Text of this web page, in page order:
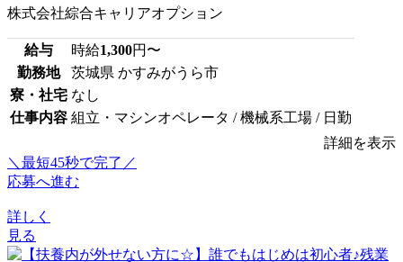
株式会社綜合キャリアオプション
給与 時給1,300円〜
勤務地
茨城県 かすみがうら市
寮・社宅 なし
仕事内容 組立・マシンオペレータ / 機械系工場 / 日勤
詳細を表示
＼最短45秒で完了／
応募へ進む
詳しく
見る